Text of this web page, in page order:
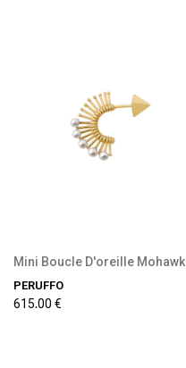
Mini Boucle D'oreille Mohawk
PERUFFO
615,00 €